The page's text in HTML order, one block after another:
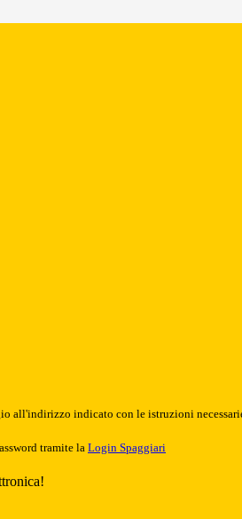
all'indirizzo indicato con le istruzioni
tramite la Login Spaggiari